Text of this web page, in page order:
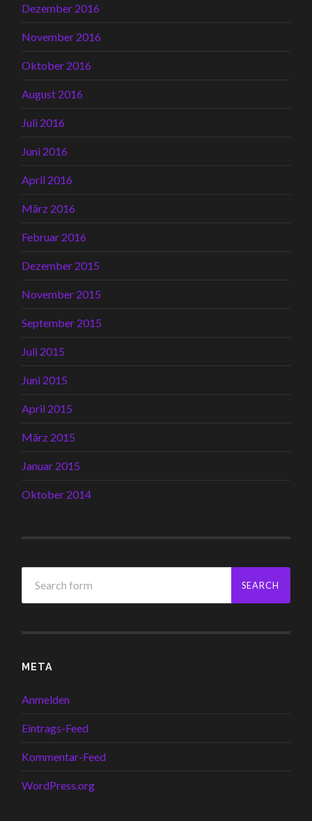
Dezember 2016
November 2016
Oktober 2016
August 2016
Juli 2016
Juni 2016
April 2016
März 2016
Februar 2016
Dezember 2015
November 2015
September 2015
Juli 2015
Juni 2015
April 2015
März 2015
Januar 2015
Oktober 2014
META
Anmelden
Eintrags-Feed
Kommentar-Feed
WordPress.org